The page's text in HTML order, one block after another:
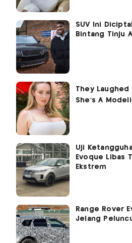
SUV Ini
Bintang Tinju
Uji
Evoque Libas
Ekstrem
Range Rover
Jelang